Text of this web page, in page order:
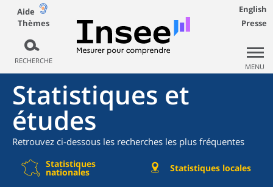
Aide
Thèmes
RECHERCHE
English
Presse
MENU
Statistiques et
études
Retrouvez ci-dessous les recherches les plus fréquentes
Statistiques
nationales Statistiques locales